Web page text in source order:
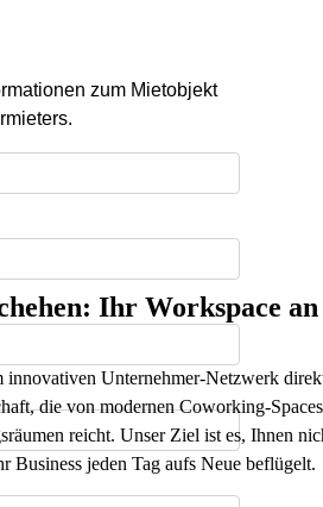
zum Mietobjekt
Ihr Workspace
innovativen Unternehmer-Netzwerk
die von modernen Coworking-
reicht. Unser Ziel ist es, Ihnen
Business jeden Tag aufs Neue beflügelt.